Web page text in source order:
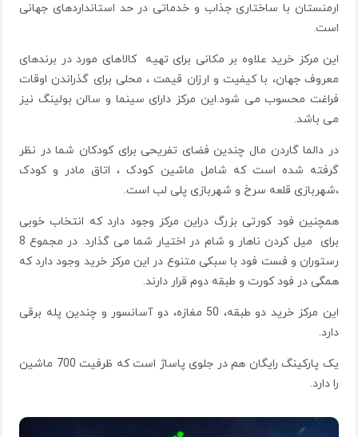
ارمنستان با ساختاری جذاب و خدماتی در حد استانداردهای جهانی
است.
این مرکز خرید علاوه بر مکانی برای تهیه کالاهای مورد در برندهای
معروف جهان، با کیفیت و ارزان قیمت ، محلی برای گذراندن اوقات
فراغت محسوب می شود.این مرکز دارای سینما و سالن بولینگ نیز
می باشد.
در دالما گاردن مال چندین فضای تفریحی برای کودکان شما در نظر
گرفته شده است که شامل ماشین کودک ، اتاق مادر و کودک
،شهربازی قلعه سرخ و شهربازی پلی لب است.
همچنین فود کورتی بزرگ دراین مرکز وجود دارد که انتخاب خوبی
برای میل کردن ناهار و شام در اختیار شما می گذارد. در مجموع 8
رستوران و فست فود با سبکی متنوع در این مرکز خرید وجود دارد که
همگی در فود کورت و طبقه دوم قرار دارند.
این مرکز خرید دو طبقه، 50 مغازه، دو آسانسور و چندین پله برقی
دارد.
یک پارکینگ رایگان هم در جلوی پاساژ است که ظرفیت 700 ماشین
را دارد.